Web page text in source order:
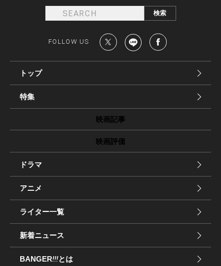
FOLLOW US
トップ
特集
映画記事
映画評価
ドラマ
アニメ
ライター一覧
新着ニュース
BANGER!!!とは